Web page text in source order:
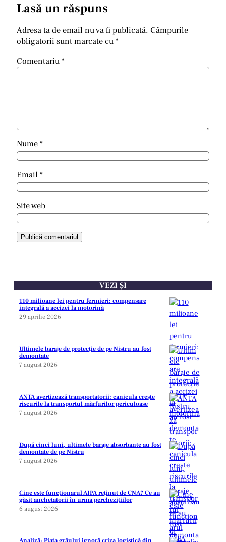
Lasă un răspuns
Adresa ta de email nu va fi publicată. Câmpurile
obligatorii sunt marcate cu*
Comentariu*
Nume*
Email *
Site web
VEZI ȘI
110 milioane lei pentru fermieri: compensare
integrală a accizei la motorină
29 aprilie 2026
Ultimele baraje de protecție de pe Nistru au fost
demontate
7 august 2026
ANTA avertizează transportatorii: canicula crește
riscurile la transportul mărfurilor periculoase
7 august 2026
După cinci luni, ultimele baraje absorbante au fost
demontate de pe Nistru
7 august 2026
Cine este funcționarul AIPA reținut de CNA? Ce au
găsit anchetatorii în urma perchezițiilor
6 august 2026